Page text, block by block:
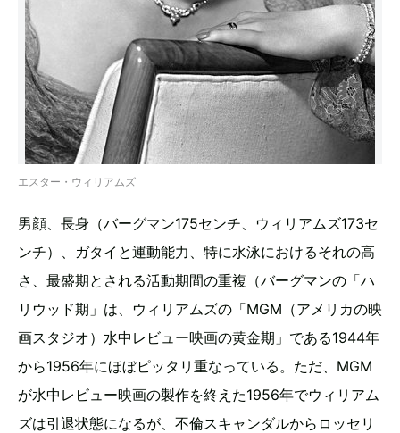
エスター・ウィリアムズ
男顔、長身（バーグマン175センチ、ウィリアムズ173セ
ンチ）、ガタイと運動能力、特に水泳におけるそれの高
さ、最盛期とされる活動期間の重複（バーグマンの「ハ
リウッド期」は、ウィリアムズの「MGM（アメリカの映
画スタジオ）水中レビュー映画の黄金期」である1944年
から1956年にほぼピッタリ重なっている。ただ、MGM
が水中レビュー映画の製作を終えた1956年でウィリアム
ズは引退状態になるが、不倫スキャンダルからロッセリ